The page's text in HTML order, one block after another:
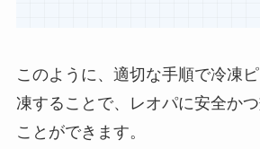
このように、適切な手順で冷凍
凍することで、レオパに安全か
ことができます。